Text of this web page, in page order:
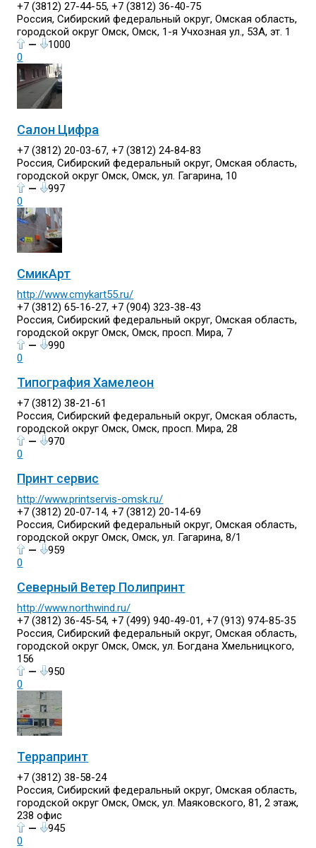
+7 (3812) 27-44-55, +7 (3812) 36-40-75
Россия, Сибирский федеральный округ, Омская область,
городской округ Омск, Омск, 1-я Учхозная ул., 53А, эт. 1
—
1000
0
Салон Цифра
+7 (3812) 20-03-67, +7 (3812) 24-84-83
Россия, Сибирский федеральный округ, Омская область,
городской округ Омск, Омск, ул. Гагарина, 10
—
997
0
СмикАрт
http://www.cmykart55.ru/
+7 (3812) 65-16-27, +7 (904) 323-38-43
Россия, Сибирский федеральный округ, Омская область,
городской округ Омск, Омск, просп. Мира, 7
—
990
0
Типография Хамелеон
+7 (3812) 38-21-61
Россия, Сибирский федеральный округ, Омская область,
городской округ Омск, Омск, просп. Мира, 28
—
970
0
Принт сервис
http://www.printservis-omsk.ru/
+7 (3812) 20-07-14, +7 (3812) 20-14-69
Россия, Сибирский федеральный округ, Омская область,
городской округ Омск, Омск, ул. Гагарина, 8/1
—
959
0
Северный Ветер Полипринт
http://www.northwind.ru/
+7 (3812) 36-45-54, +7 (499) 940-49-01, +7 (913) 974-85-35
Россия, Сибирский федеральный округ, Омская область,
городской округ Омск, Омск, ул. Богдана Хмельницкого,
156
—
950
0
Террапринт
+7 (3812) 38-58-24
Россия, Сибирский федеральный округ, Омская область,
городской округ Омск, Омск, ул. Маяковского, 81, 2 этаж,
238 офис
—
945
0